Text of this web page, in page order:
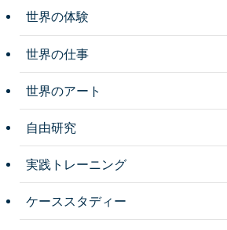
世界の体験
世界の仕事
世界のアート
自由研究
実践トレーニング
ケーススタディー